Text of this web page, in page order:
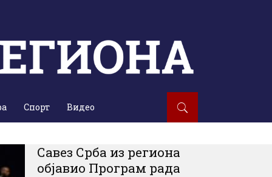
Спорт Видео
Савез Срба из региона
објавио Програм рада